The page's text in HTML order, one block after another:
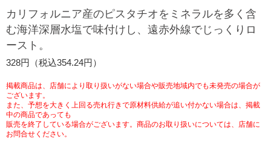
ギフト
プリペイドカード・金券
ニンテンドー・ダウンロードカード
コピー
プリント
スキャン
ファクス
宅配便
切手・はがき・印紙
セブン銀行ATM
ご利用可能なお支払い方法
チケットサービス
セブンチケット
イープラス
セブン‐イレブンでお受取り
セブンネットショッピング
企業理念
会社概要
貸借対照表・損益計算書
沿革
セブン＆アイ・ホールディングスの重点課題
サステナビリティ活動基本方針
サステナビリティ推進体制
GREEN CHALLENGE 2050
加盟店オーナー募集 物件募集・購入
アルバイト情報
店舗検索
お問い合わせ
Language
カリフォルニア産のピスタチオをミネラルを多く含
む海洋深層水塩で味付けし、遠赤外線でじっくりロ
ースト。
328円（税込354.24円）
掲載商品は、店舗により取り扱いがない場合や販売地域内でも未発売の場合が
ございます。
また、予想を大きく上回る売れ行きで原材料供給が追い付かない場合は、掲載
中の商品であっても
販売を終了している場合がございます。商品のお取り扱いについては、店舗に
お問合せください。